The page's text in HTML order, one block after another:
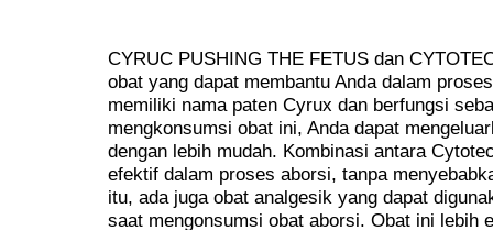
CYRUC PUSHING THE FETUS dan
obat yang dapat membantu Anda dalam
memiliki nama paten Cyrux dan berfungsi
mengkonsumsi obat ini, Anda dapat
dengan lebih mudah. Kombinasi antara
efektif dalam proses aborsi, tanpa
itu, ada juga obat analgesik yang dapat
saat mengonsumsi obat aborsi. Obat ini lebih